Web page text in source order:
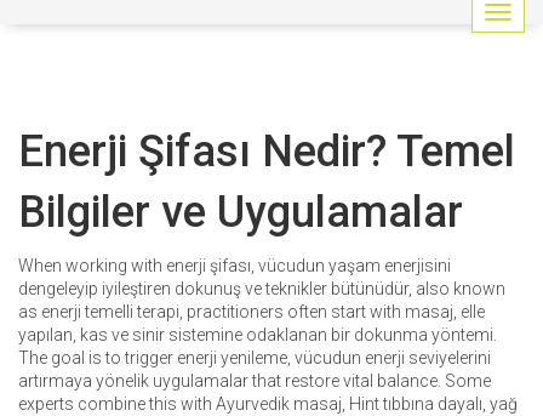
G
e
m
e
/
t
Enerji Şifası Nedir? Temel
Bilgiler ve Uygulamalar
When working with enerji şifası vücudun yaşam enerjisini
dengeleyip iyileştiren dokunuş ve teknikler bütünüdür, also known
as enerji temelli terapi , practitioners often start with masaj elle
yapılan, kas ve sinir sistemine odaklanan bir dokunma yöntemi
The goal is to trigger enerji yenileme vücudun enerji seviyelerini
artırmaya yönelik uygulamalarthat restore vital balance. Some
experts combine this with Ayurvedik masaj Hint tıbbına dayalı, yağ